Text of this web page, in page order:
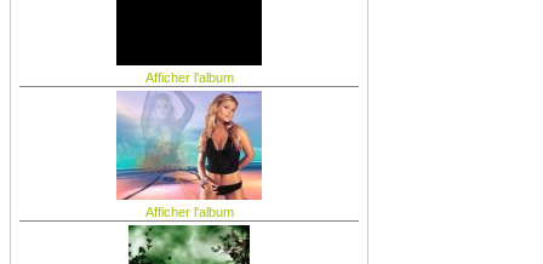
Afficher l'album
Afficher l'album